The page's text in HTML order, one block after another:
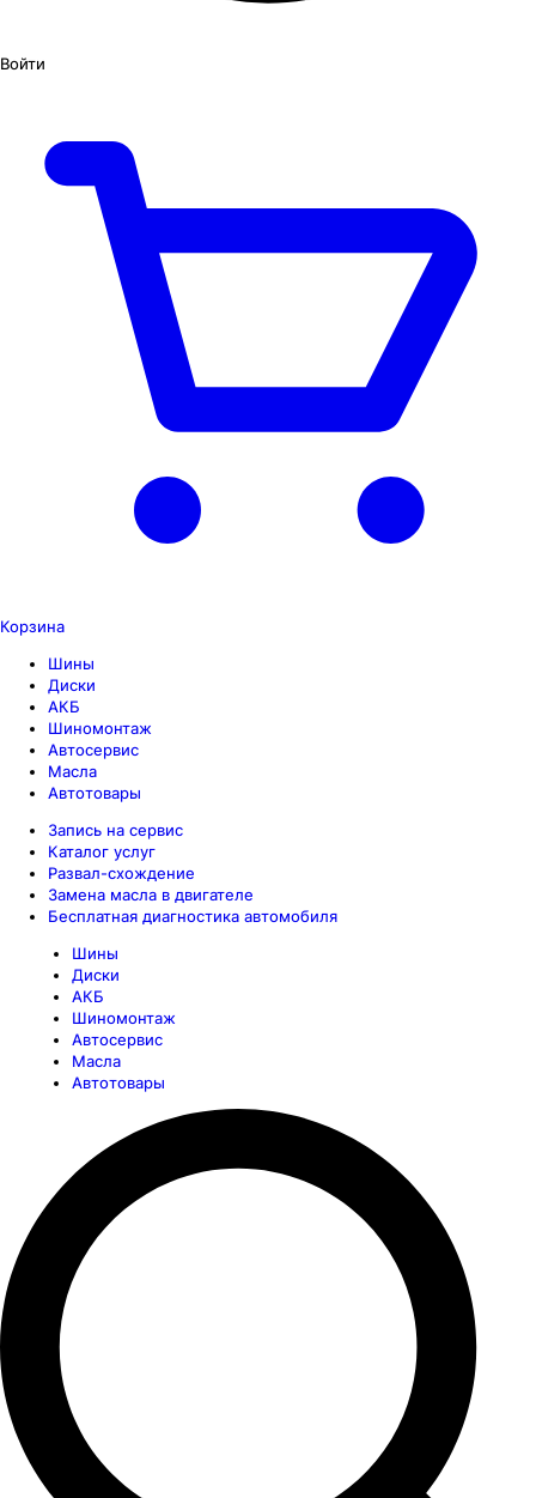
Войти
Корзина
Шины
Диски
АКБ
Шиномонтаж
Автосервис
Масла
Автотовары
Запись на сервис
Каталог услуг
Развал-схождение
Замена масла в двигателе
Бесплатная диагностика автомобиля
Шины
Диски
АКБ
Шиномонтаж
Автосервис
Масла
Автотовары